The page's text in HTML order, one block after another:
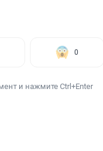
0
и нажмите Ctrl+Enter